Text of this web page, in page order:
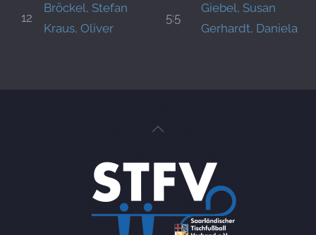
12
Bröckel, Stefan
Kraus, Oliver
5:5
Giebel, Susan
Gerhardt, Daniela